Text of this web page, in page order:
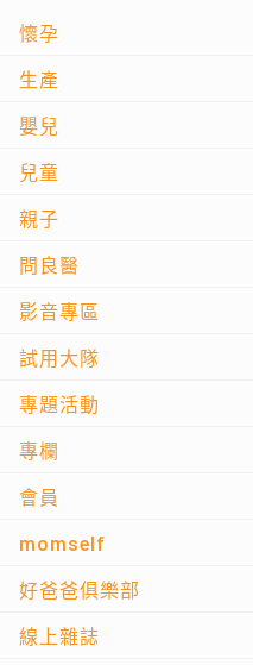
懷孕
生產
嬰兒
兒童
親子
問良醫
影音專區
試用大隊
專題活動
專欄
會員
momself
好爸爸俱樂部
線上雜誌